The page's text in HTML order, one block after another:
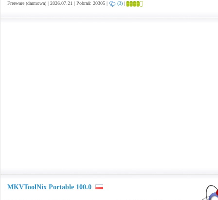
Freeware (darmowa) | 2026.07.21 | Pobrań: 20305 | (3) |
MKVToolNix Portable 100.0